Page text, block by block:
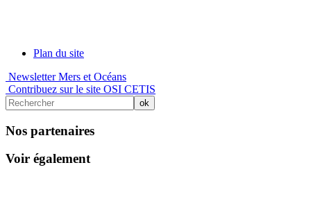
Plan du site
Newsletter Mers et Océans
Contribuez sur le site OSI CETIS
Nos partenaires
Voir également